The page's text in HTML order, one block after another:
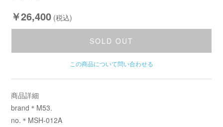
￥26,400 (税込)
SOLD OUT
この商品について問い合わせる
商品詳細
brand＊M53.
no.＊MSH-012A